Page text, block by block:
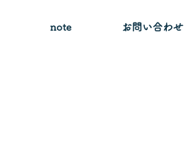
note お問い合わせ